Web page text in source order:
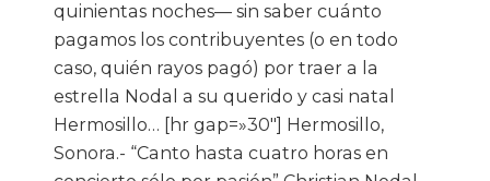
quinientas noches— sin saber cuánto
pagamos los contribuyentes (o en todo
caso, quién rayos pagó) por traer a la
estrella Nodal a su querido y casi natal
Hermosillo… [hr gap=»30″] Hermosillo,
Sonora.- “Canto hasta cuatro horas en